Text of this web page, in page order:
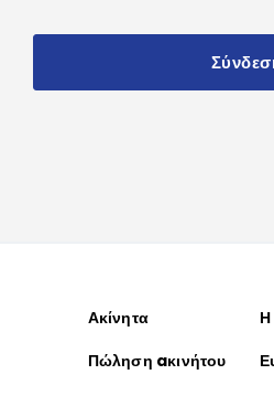
Ακίνητα
Η
Πώληση aκινήτου